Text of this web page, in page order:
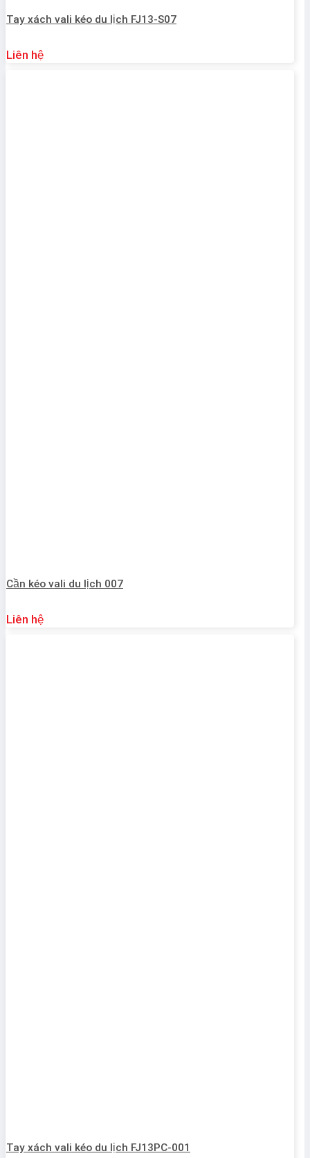
Tay xách vali kéo du lịch FJ13-S07
Liên hệ
Cần kéo vali du lịch 007
Liên hệ
Tay xách vali kéo du lịch FJ13PC-001